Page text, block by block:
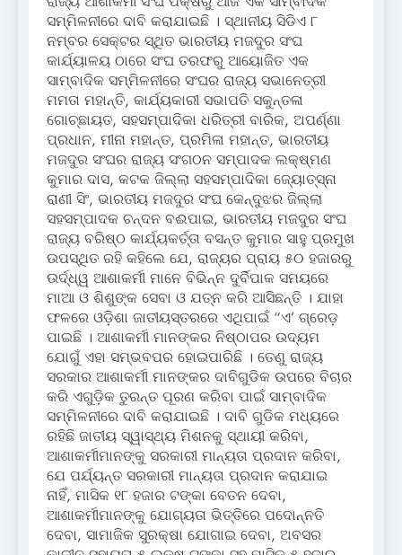
ସମ୍ମିଳନୀରେ ଦାବି କରାଯାଇଛି । ସ୍ଥାନୀୟ ସିଡିଏ ୮
ନମ୍ବର ସେକ୍ଟର ସ୍ଥିତ ଭାରତୀୟ ମଜଦୁର ସଂଘ
କାର୍ଯ୍ୟାଳୟ ଠାରେ ସଂଘ ତରଫରୁ ଆୟୋଜିତ ଏକ
ସାମ୍ବାଦିକ ସମ୍ମିଳନୀରେ ସଂଘର ରାଜ୍ୟ ସଭାନେତ୍ରୀ
ମମତା ମହାନ୍ତି, କାର୍ଯ୍ୟକାରୀ ସଭାପତି ସକୁନ୍ତଳା
ଗୋଚ୍ଛାୟତ, ସହସମ୍ପାଦିକା ଧରିତ୍ରୀ ବାରିକ, ଅପର୍ଣ୍ଣା
ପ୍ରଧାନ, ମୀନା ମହାନ୍ତ, ପ୍ରମିଳା ମହାନ୍ତ, ଭାରତୀୟ
ମଜଦୁର ସଂଘର ରାଜ୍ୟ ସଂଗଠନ ସମ୍ପାଦକ ଲକ୍ଷ୍ମଣ
କୁମାର ଦାସ, କଟକ ଜିଲ୍ଲା ସହସମ୍ପାଦିକା ଜ୍ୟୋତ୍ସ୍ନା
ରାଣୀ ସିଂ, ଭାରତୀୟ ମଜଦୁର ସଂଘ କେନ୍ଦୁଝର ଜିଲ୍ଲା
ସହସମ୍ପାଦକ ଚନ୍ଦନ ବଈପାଇ, ଭାରତୀୟ ମଜଦୁର ସଂଘ
ରାଜ୍ୟ ବରିଷ୍ଠ କାର୍ଯ୍ୟକର୍ତ୍ତା ବସନ୍ତ କୁମାର ସାହୁ ପ୍ରମୁଖ
ଉପସ୍ଥିତ ରହି କହିଲେ ଯେ, ରାଜ୍ୟର ପ୍ରାୟ ୫୦ ହଜାରରୁ
ଉର୍ଦ୍ଧ୍ୱ ଆଶାକର୍ମୀ ମାନେ ବିଭିନ୍ନ ଦୁର୍ବିପାକ ସମୟରେ
ମାଆ ଓ ଶିଶୁଙ୍କ ସେବା ଓ ଯତ୍ନ କରି ଆସିଛନ୍ତି । ଯାହା
ଫଳରେ ଓଡ଼ିଶା ଜାତୀୟସ୍ତରରେ ଏଥିପାଇଁ “ଏ’ ଗ୍ରେଡ଼
ପାଇଛି । ଆଶାକର୍ମୀ ମାନଙ୍କର ନିଷ୍ଠାପର ଉଦ୍ୟମ
ଯୋଗୁଁ ଏହା ସମ୍ଭବପର ହୋଇପାରିଛି । ତେଣୁ ରାଜ୍ୟ
ସରକାର ଆଶାକର୍ମୀ ମାନଙ୍କର ଦାବିଗୁଡିକ ଉପରେ ବିଚାର
କରି ଏଗୁଡ଼ିକ ତୁରନ୍ତ ପୂରଣ କରିବା ପାଇଁ ସାମ୍ବାଦିକ
ସମ୍ମିଳନୀରେ ଦାବି କରାଯାଇଛି । ଦାବି ଗୁଡିକ ମଧ୍ୟରେ
ରହିଛି ଜାତୀୟ ସ୍ୱାସ୍ଥ୍ୟ ମିଶନକୁ ସ୍ଥାୟୀ କରିବା,
ଆଶାକର୍ମୀମାନଙ୍କୁ ସରକାରୀ ମାନ୍ୟତା ପ୍ରଦାନ କରିବା,
ଯେ ପର୍ଯ୍ୟନ୍ତ ସରକାରୀ ମାନ୍ୟତା ପ୍ରଦାନ କରାଯାଇ
ନାହିଁ, ମାସିକ ୧୮ ହଜାର ଟଙ୍କା ବେତନ ଦେବା,
ଆଶାକର୍ମୀମାନଙ୍କୁ ଯୋଗ୍ୟତା ଭିତ୍ତିରେ ପଦୋନ୍ନତି
ଦେବା, ସାମାଜିକ ସୁରକ୍ଷା ଯୋଗାଇ ଦେବା, ଅବସର